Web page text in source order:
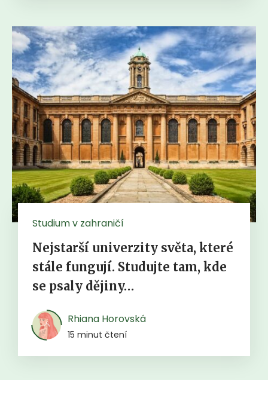
Studium v zahraničí
Nejstarší univerzity světa, které
stále fungují. Studujte tam, kde
se psaly dějiny…
Rhiana Horovská
15 minut čtení